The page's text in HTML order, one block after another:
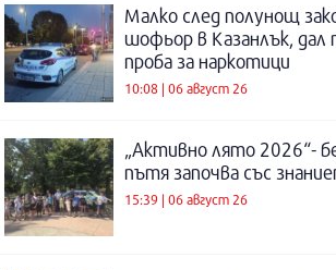
Малко след полунощ
шофьор в Казанлък, дал
проба за наркотици
10:08 | 06 август 26
„Активно лято 2026“-
пътя започва със
15:39 | 06 август 26